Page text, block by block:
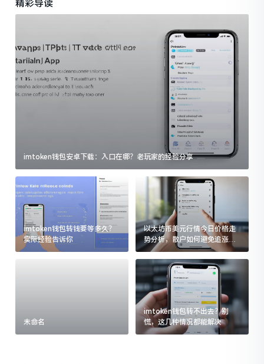
精彩导读
imtoken钱包安卓下载：入口在哪？老玩家的经验分享
imtoken钱包转钱要等多久？
实际经验告诉你
以太坊币美元行情今日价格走
势分析，散户如何避免追涨杀
跌被套牢
未命名
imtoken钱包转不出去？别
慌，这几种情况都能解决